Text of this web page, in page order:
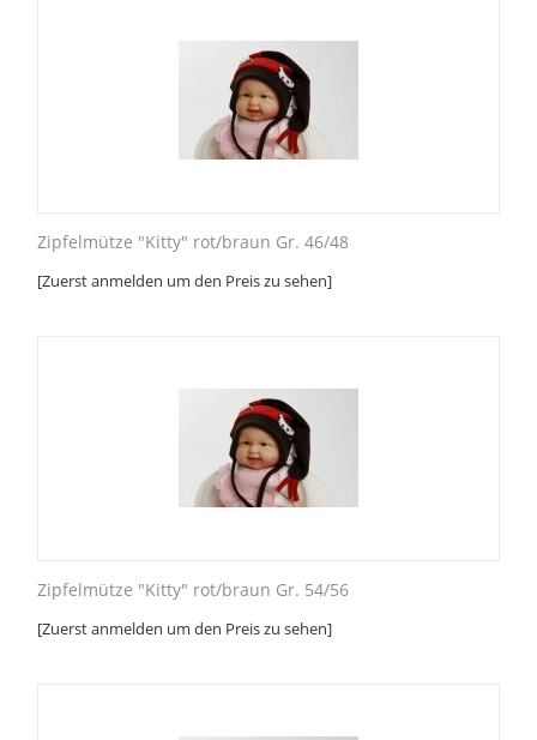
Zipfelmütze "Kitty" rot/braun Gr. 46/48
[Zuerst anmelden um den Preis zu sehen]
Zipfelmütze "Kitty" rot/braun Gr. 54/56
[Zuerst anmelden um den Preis zu sehen]